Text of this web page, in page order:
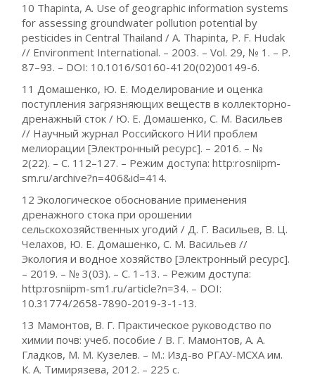
10 Thapinta, A. Use of geographic information systems
for assessing groundwater pollution potential by
pesticides in Central Thailand / A. Thapinta, P. F. Hudak
// Environment International. – 2003. – Vol. 29, № 1. – P.
87–93. – DOI: 10.1016/S0160-4120(02)00149-6.
11 Домашенко, Ю. Е. Моделирование и оценка
поступления загрязняющих веществ в коллекторно-
дренажный сток / Ю. Е. Домашенко, С. М. Васильев
// Научный журнал Российского НИИ проблем
мелиорации [Электронный ресурс]. – 2016. – №
2(22). – С. 112–127. – Режим доступа: http:rosniipm-
sm.ru/archive?n=406&id=414.
12 Экологическое обоснование применения
дренажного стока при орошении
сельскохозяйственных угодий / Д. Г. Васильев, В. Ц.
Челахов, Ю. Е. Домашенко, С. М. Васильев //
Экология и водное хозяйство [Электронный ресурс].
– 2019. – № 3(03). – С. 1–13. – Режим доступа:
http:rosniipm-sm1.ru/article?n=34. – DOI:
10.31774/2658-7890-2019-3-1-13.
13 Мамонтов, В. Г. Практическое руководство по
химии почв: учеб. пособие / В. Г. Мамонтов, А. А.
Гладков, М. М. Кузелев. – М.: Изд-во РГАУ-МСХА им.
К. А. Тимирязева, 2012. – 225 с.